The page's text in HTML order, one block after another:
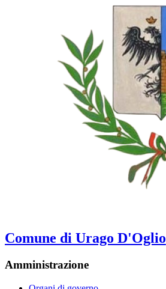
Comune di Urago D'Oglio
Amministrazione